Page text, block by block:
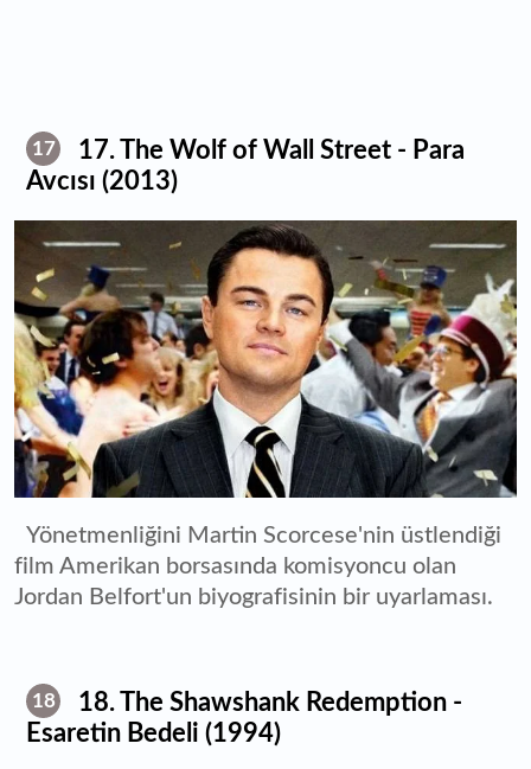
17
17. The Wolf of Wall Street - Para
Avcısı (2013)
Yönetmenliğini Martin Scorcese'nin üstlendiği
film Amerikan borsasında komisyoncu olan
Jordan Belfort'un biyografisinin bir uyarlaması.
18
18. The Shawshank Redemption -
Esaretin Bedeli (1994)